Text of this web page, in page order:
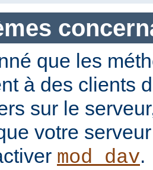
que les
à des clients
sur le
votre
mod_dav.